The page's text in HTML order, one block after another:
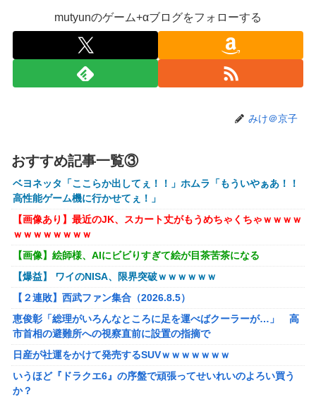
【悲報】女さん、熊本地震がきっかけで離婚を決意ｗｗｗｗ
ｗ
【訃報】人気Vtuberの犬、19歳で死去
【動画】女子「勃ってんじゃん笑」男子「うるさい//」女子
【悲報】映画館の客、ほぼバイオテロレベルのやらかしで観
【速報】ジャンポケ斎藤、求刑7年で逝く。実刑確実か
【悲報】落語家、亡くなったタレントからいじめられた過去
を告白する…
【画像】AKBのセンター、レベチな事が世間にバレ始めるｗ
ｗｗｗｗｗｗ
【シンデレラガールズ】 百鬼夜行をテーマとしたPOP UP
SHOPが東京・大阪にて開催
メディア「Switch2、499ドルでも安い800ドル超えるか
も。PS5は直近での値上げ可能性低い」
【エヴァンゲリオン】 セガ「アヤナミレイ（仮称）‐プラグ
スーツVer.」プライズフィギュア【彩色原型公開】
【FF16】 「ファイナルファンタジー16」発売日が6/22に決
定＆最新PV公開！思ったより発売早い…もう半年後か！
mutyunのゲーム+αブログをフォローする
みけ＠京子
おすすめ記事一覧③
ベヨネッタ「ここらか出してぇ！！」ホムラ「もういやぁあ！！
高性能ゲーム機に行かせてぇ！」
【画像あり】最近のJK、スカート丈がもうめちゃくちゃｗｗｗｗ
ｗｗｗｗｗｗｗｗ
【画像】絵師様、AIにビビりすぎて絵が目茶苦茶になる
【爆益】 ワイのNISA、限界突破ｗｗｗｗｗｗ
【２連敗】西武ファン集合（2026.8.5）
恵俊彰「総理がいろんなところに足を運べばクーラーが…」 高
市首相の避難所への視察直前に設置の指摘で
日産が社運をかけて発売するSUVｗｗｗｗｗｗｗ
いうほど『ドラクエ6』の序盤で頑張ってせいれいのよろい買う
か？